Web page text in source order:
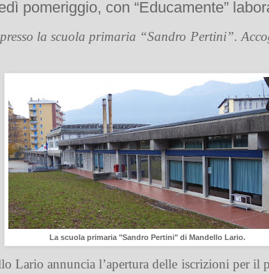
pomeriggio, con “Educamente”
la scuola primaria “Sandro Pertini”.
La scuola primaria "Sandro Pertini" di Mandello Lario.
Lario annuncia l’apertura delle iscrizioni per il